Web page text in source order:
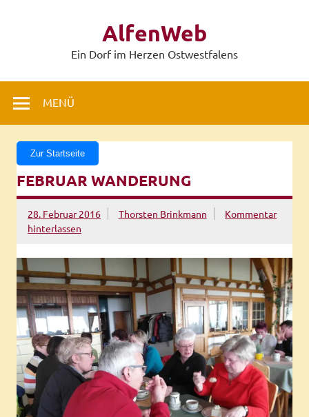
AlfenWeb
Ein Dorf im Herzen Ostwestfalens
MENÜ
Zur Startseite
FEBRUAR WANDERUNG
28. Februar 2016 Thorsten Brinkmann
Kommentar
hinterlassen